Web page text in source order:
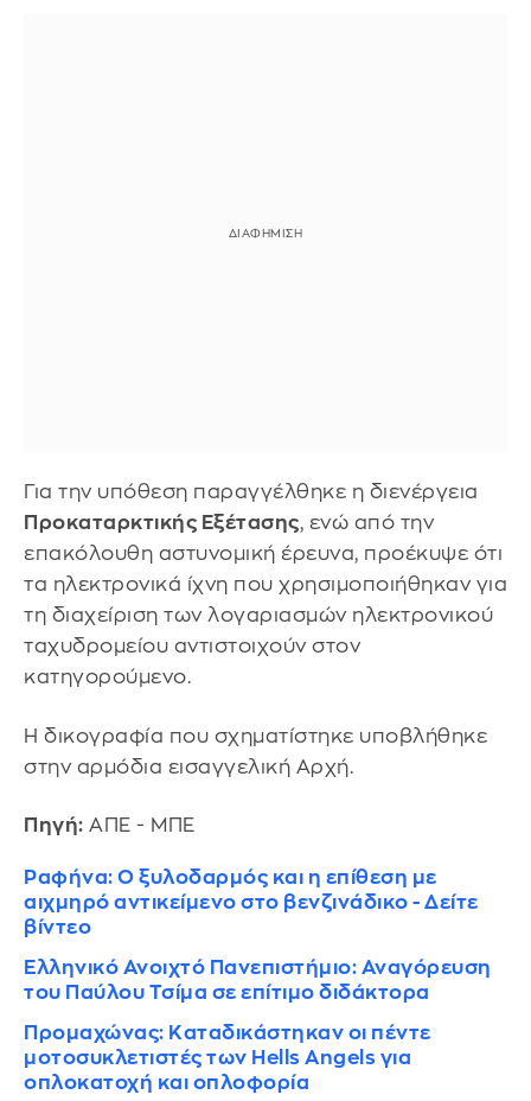
Για την υπόθεση παραγγέλθηκε η διενέργεια
Προκαταρκτικής Εξέτασης, ενώ από την
επακόλουθη αστυνομική έρευνα, προέκυψε ότι
τα ηλεκτρονικά ίχνη που χρησιμοποιήθηκαν για
τη διαχείριση των λογαριασμών ηλεκτρονικού
ταχυδρομείου αντιστοιχούν στον
κατηγορούμενο.
Η δικογραφία που σχηματίστηκε υποβλήθηκε
στην αρμόδια εισαγγελική Αρχή.
Πηγή: ΑΠΕ - ΜΠΕ
Ραφήνα: Ο ξυλοδαρμός και η επίθεση με
αιχμηρό αντικείμενο στο βενζινάδικο - Δείτε
βίντεο
Ελληνικό Ανοιχτό Πανεπιστήμιο: Αναγόρευση
του Παύλου Τσίμα σε επίτιμο διδάκτορα
Προμαχώνας: Καταδικάστηκαν οι πέντε
μοτοσυκλετιστές των Hells Angels για
οπλοκατοχή και οπλοφορία